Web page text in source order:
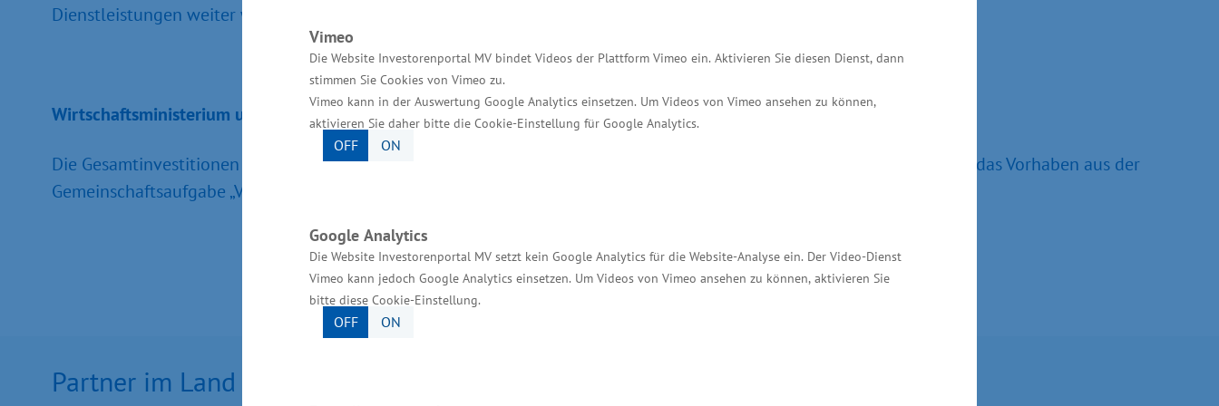
Vimeo
Die Website Investorenportal MV bindet Videos der Plattform Vimeo ein. Aktivieren Sie diesen Dienst, dann
stimmen Sie Cookies von Vimeo zu.
Vimeo kann in der Auswertung Google Analytics einsetzen. Um Videos von Vimeo ansehen zu können,
aktivieren Sie daher bitte die Cookie-Einstellung für Google Analytics.
OFF ON
Google Analytics
Die Website Investorenportal MV setzt kein Google Analytics für die Website-Analyse ein. Der Video-Dienst
Vimeo kann jedoch Google Analytics einsetzen. Um Videos von Vimeo ansehen zu können, aktivieren Sie
bitte diese Cookie-Einstellung.
OFF ON
Dienstleistungen weiter wachsen. So entstehen dauerhafte Arbeitsplätze auf dem ersten Arbeitsmarkt“, sagte Glawe.
Wirtschaftsministerium unterstützt vor Ort
Die Gesamtinvestitionen des Unternehmens betragen knapp 3,1 Millionen Euro. Das Wirtschaftsministerium unterstützt das Vorhaben aus der
Gemeinschaftsaufgabe „Verbesserung der regionalen Wirtschaftsstruktur“ (GRW) in Höhe von rund knapp 307.000 Euro.
Partner im Land